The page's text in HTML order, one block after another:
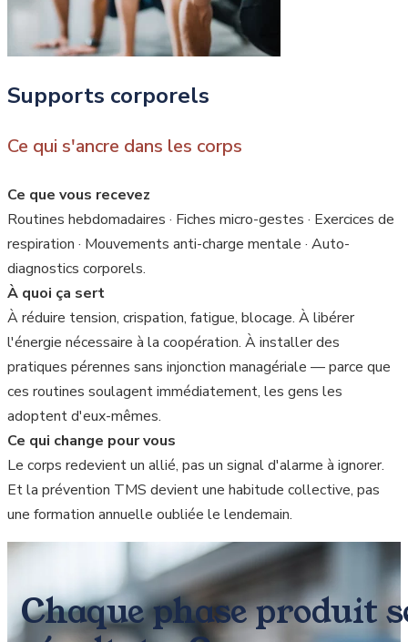
Supports corporels
Ce qui s'ancre dans les corps
Ce que vous recevez
Routines hebdomadaires · Fiches micro-gestes · Exercices de
respiration · Mouvements anti-charge mentale · Auto-
diagnostics corporels.
À quoi ça sert
À réduire tension, crispation, fatigue, blocage. À libérer
l'énergie nécessaire à la coopération. À installer des
pratiques pérennes sans injonction managériale — parce que
ces routines soulagent immédiatement, les gens les
adoptent d'eux-mêmes.
Ce qui change pour vous
Le corps redevient un allié, pas un signal d'alarme à ignorer.
Et la prévention TMS devient une habitude collective, pas
une formation annuelle oubliée le lendemain.
Chaque phase produit